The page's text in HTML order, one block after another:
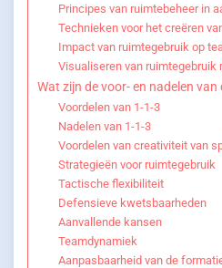
Principes van ruimtebeheer in
Technieken voor het creëren
Impact van ruimtegebruik op
Visualiseren van
Wat zijn de voor- en nadelen
Voordelen van 1-1-3
Nadelen van 1-1-3
Voordelen van creativiteit van
Strategieën voor ruimtegebruik
Tactische flexibiliteit
Defensieve kwetsbaarheden
Aanvallende kansen
Teamdynamiek
Aanpasbaarheid van de